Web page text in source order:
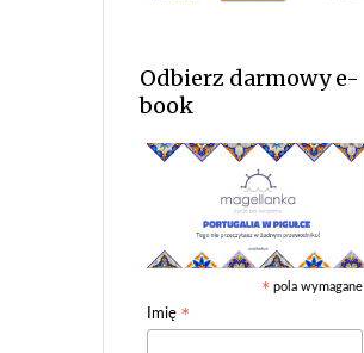
Odbierz darmowy e-
book
* pola wymagane
Imię *